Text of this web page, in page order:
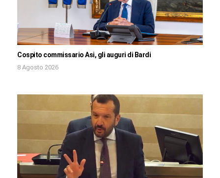
Cospito commissario Asi, gli auguri di Bardi
8 Agosto 2026